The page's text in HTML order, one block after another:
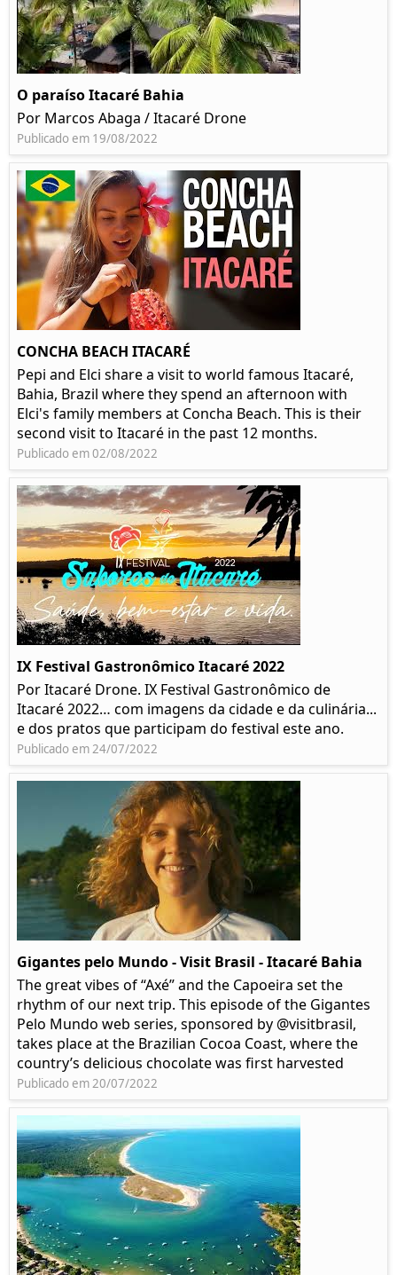
O paraíso Itacaré Bahia
Por Marcos Abaga / Itacaré Drone
Publicado em 19/08/2022
CONCHA BEACH ITACARÉ
Pepi and Elci share a visit to world famous Itacaré,
Bahia, Brazil where they spend an afternoon with
Elci's family members at Concha Beach. This is their
second visit to Itacaré in the past 12 months.
Publicado em 02/08/2022
IX Festival Gastronômico Itacaré 2022
Por Itacaré Drone. IX Festival Gastronômico de
Itacaré 2022… com imagens da cidade e da culinária...
e dos pratos que participam do festival este ano.
Publicado em 24/07/2022
Gigantes pelo Mundo - Visit Brasil - Itacaré Bahia
The great vibes of “Axé” and the Capoeira set the
rhythm of our next trip. This episode of the Gigantes
Pelo Mundo web series, sponsored by @visitbrasil,
takes place at the Brazilian Cocoa Coast, where the
country’s delicious chocolate was first harvested
Publicado em 20/07/2022